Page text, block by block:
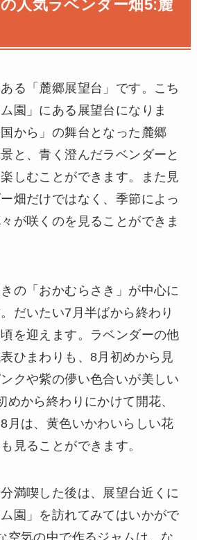
人気ラベンダー畑5:麓
る「麓郷展望台」です。こち
園」にある展望台になりま
から」の舞台となった麓郷
と、青く澄んだラベンダーと
しむことができます。また見
畑だけではなく、季節によっ
が咲くのを見ることができま
の「おかむらさき」が中心に
だいたい7月半ばから終わり
を迎えます。ラベンダーの他
ひまわりも、8月初めから見
クや紫の儚い色合いが美しい
めから終わりにかけて開花、
月は、黄色いかわいらしい花
見ることができます。
満喫した後は、展望台近くに
園」を訪れてみてはいかがで
空気の中で作るジャムは、な